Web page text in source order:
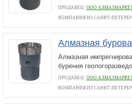
ПРОДАВЕЦ: ООО
КОМПАНИЯ ИЗ САНКТ-
Алмазная
Алмазная
бурения
ПРОДАВЕЦ: ООО
КОМПАНИЯ ИЗ САНКТ-